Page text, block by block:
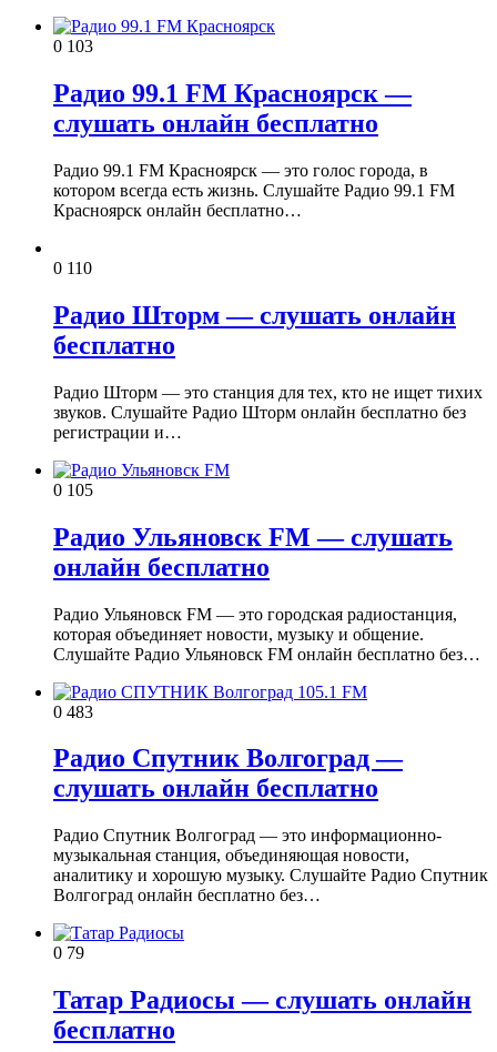
0 103
Радио 99.1 FM Красноярск —
слушать онлайн бесплатно
Радио 99.1 FM Красноярск — это голос города, в
котором всегда есть жизнь. Слушайте Радио 99.1 FM
Красноярск онлайн бесплатно…
0 110
Радио Шторм — слушать онлайн
бесплатно
Радио Шторм — это станция для тех, кто не ищет тихих
звуков. Слушайте Радио Шторм онлайн бесплатно без
регистрации и…
0 105
Радио Ульяновск FM — слушать
онлайн бесплатно
Радио Ульяновск FM — это городская радиостанция,
которая объединяет новости, музыку и общение.
Слушайте Радио Ульяновск FM онлайн бесплатно без…
0 483
Радио Спутник Волгоград —
слушать онлайн бесплатно
Радио Спутник Волгоград — это информационно-
музыкальная станция, объединяющая новости,
аналитику и хорошую музыку. Слушайте Радио Спутник
Волгоград онлайн бесплатно без…
0 79
Татар Радиосы — слушать онлайн
бесплатно